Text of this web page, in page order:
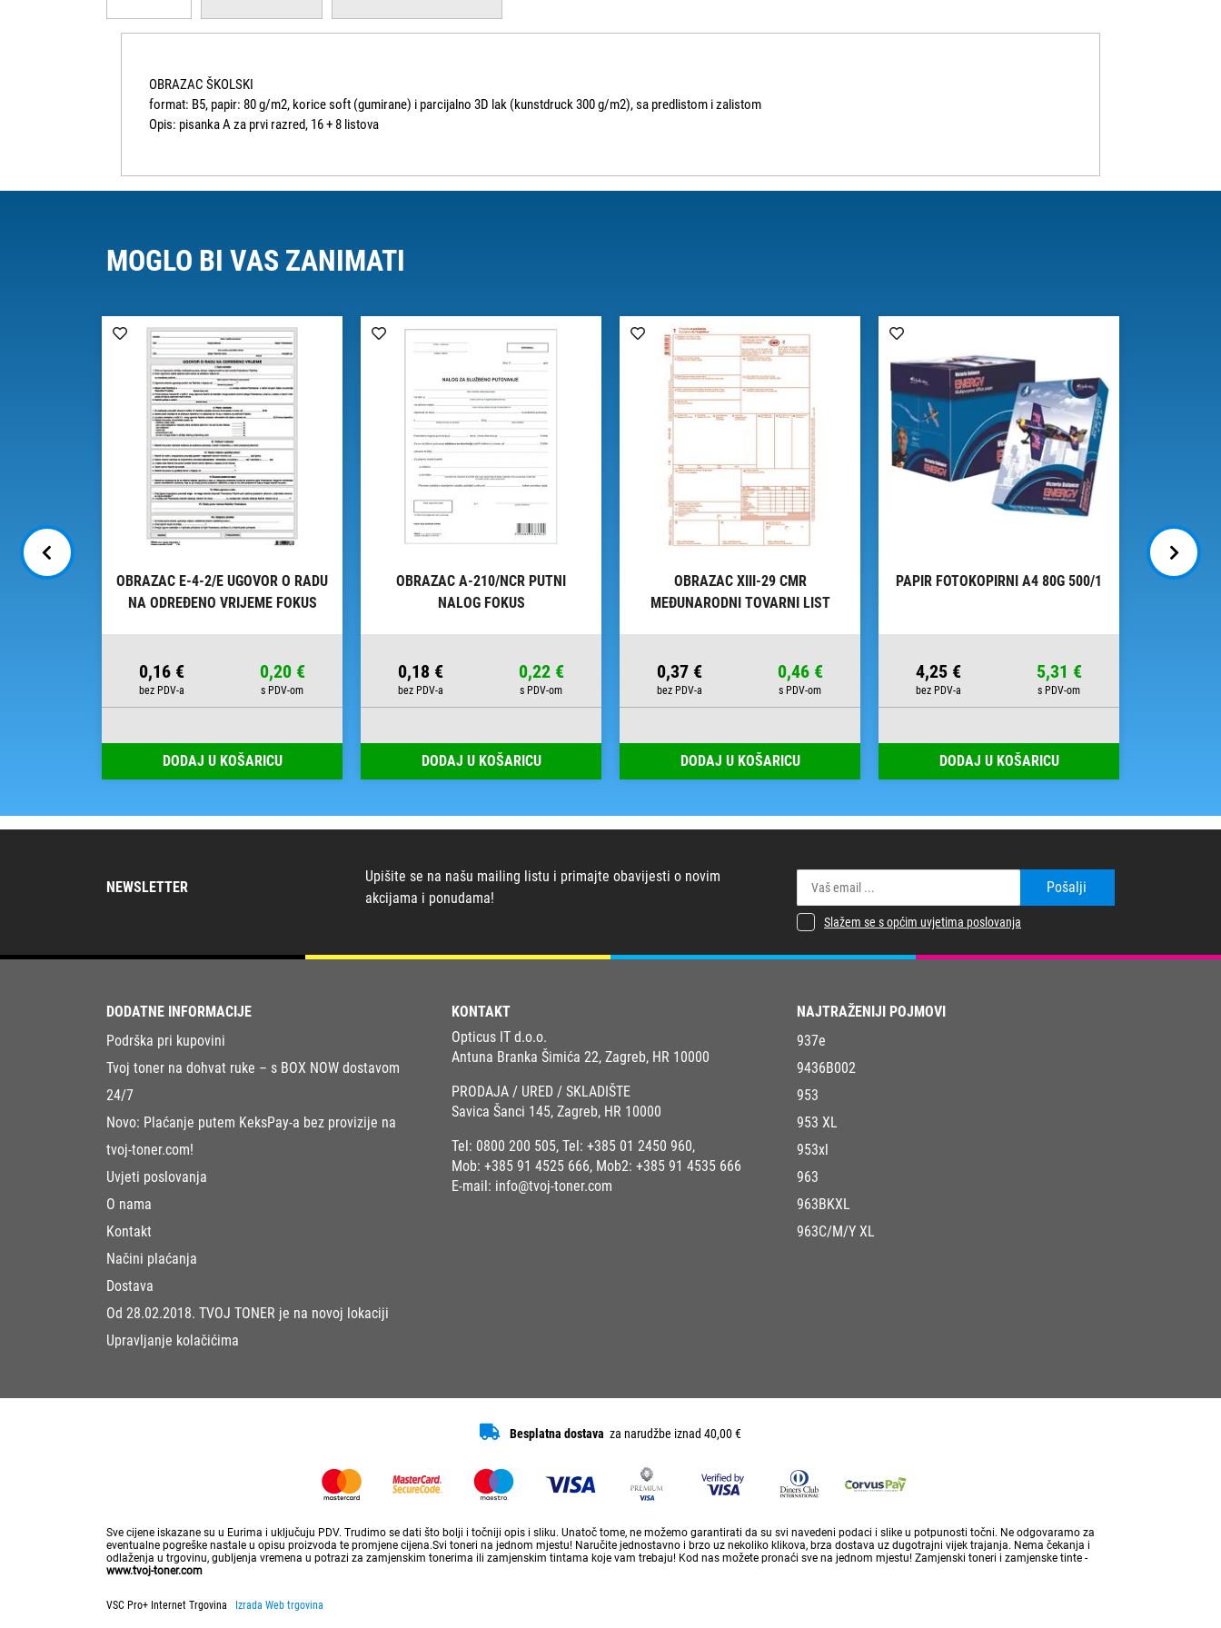
OBRAZAC ŠKOLSKI
format: B5, papir: 80 g/m2, korice soft (gumirane) i parcijalno 3D lak (kunstdruck 300 g/m2), sa predlistom i zalistom
Opis: pisanka A za prvi razred, 16 + 8 listova
MOGLO BI VAS ZANIMATI
OBRAZAC E-4-2/E UGOVOR O RADU
NA ODREĐENO VRIJEME FOKUS
0,16 € 0,20 €
DODAJ U KOŠARICU
OBRAZAC A-210/NCR PUTNI
NALOG FOKUS
0,18 € 0,22 €
DODAJ U KOŠARICU
OBRAZAC XIII-29 CMR
MEĐUNARODNI TOVARNI LIST
0,37 € 0,46 €
DODAJ U KOŠARICU
PAPIR FOTOKOPIRNI A4 80G 500/1
4,25 € 5,31 €
DODAJ U KOŠARICU
PAPIR
NEWSLETTER
Upišite se na našu mailing listu i primajte obavijesti o novim
akcijama i ponudama!
Pošalji
Slažem se s općim uvjetima poslovanja
DODATNE INFORMACIJE
Podrška pri kupovini
Tvoj toner na dohvat ruke – s BOX NOW dostavom
24/7
Novo: Plaćanje putem KeksPay-a bez provizije na
tvoj-toner.com!
Uvjeti poslovanja
O nama
Kontakt
Načini plaćanja
Dostava
Od 28.02.2018. TVOJ TONER je na novoj lokaciji
Upravljanje kolačićima
KONTAKT
Opticus IT d.o.o.
Antuna Branka Šimića 22, Zagreb, HR 10000
PRODAJA / URED / SKLADIŠTE
Savica Šanci 145, Zagreb, HR 10000
Tel: 0800 200 505, Tel: +385 01 2450 960,
Mob: +385 91 4525 666, Mob2: +385 91 4535 666
E-mail: info@tvoj-toner.com
NAJTRAŽENIJI POJMOVI
937e
9436B002
953
953 XL
953xl
963
963BKXL
963C/M/Y XL
Besplatna dostava za narudžbe iznad 40,00 €
Sve cijene iskazane su u Eurima i uključuju PDV. Trudimo se dati što bolji i točniji opis i sliku. Unatoč tome, ne možemo garantirati da su svi navedeni podaci i slike u potpunosti točni. Ne odgovaramo za
eventualne pogreške nastale u opisu proizvoda te promjene cijena.Svi toneri na jednom mjestu! Naručite jednostavno i brzo uz nekoliko klikova, brza dostava uz dugotrajni vijek trajanja. Nema čekanja i
odlaženja u trgovinu, gubljenja vremena u potrazi za zamjenskim tonerima ili zamjenskim tintama koje vam trebaju! Kod nas možete pronaći sve na jednom mjestu! Zamjenski toneri i zamjenske tinte -
www.tvoj-toner.com
VSC Pro+ Internet Trgovina Izrada Web trgovina